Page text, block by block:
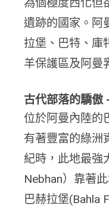
為個極度西化但
遺跡的國家。阿
拉堡、巴特、庫
羊保護區及阿曼
古代部落的驕傲 -
位於阿曼內陸的
有著豐富的綠洲
紀時，此地最強
Nebhan）靠著
巴赫拉堡(Bahla